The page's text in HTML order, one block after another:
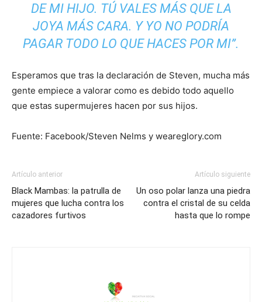
DE MI HIJO. TÚ VALES MÁS QUE LA
JOYA MÁS CARA. Y YO NO PODRÍA
PAGAR TODO LO QUE HACES POR MI”.
Esperamos que tras la declaración de Steven, mucha más
gente empiece a valorar como es debido todo aquello
que estas supermujeres hacen por sus hijos.
Fuente: Facebook/Steven Nelms y weareglory.com
Artículo anterior
Black Mambas: la patrulla de
mujeres que lucha contra los
cazadores furtivos
Artículo siguiente
Un oso polar lanza una piedra
contra el cristal de su celda
hasta que lo rompe